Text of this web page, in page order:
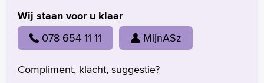
Français
Polski
Türkçe
Arabisch
Wij staan voor u klaar
078 654 11 11 MijnASz
Compliment, klacht, suggestie?